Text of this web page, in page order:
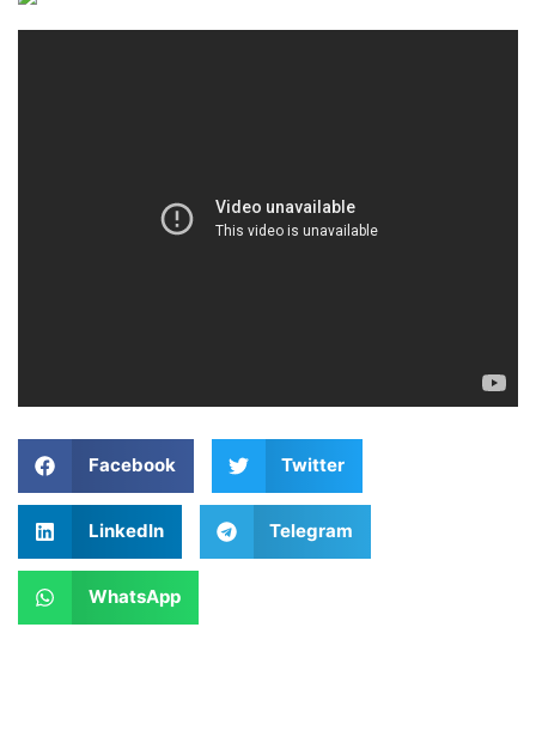
Facebook Twitter
LinkedIn Telegram
WhatsApp